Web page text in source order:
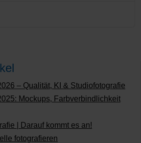
– Qualität, KI & Studiofotografie
Mockups, Farbverbindlichkeit
| Darauf kommt es an!
fotografieren